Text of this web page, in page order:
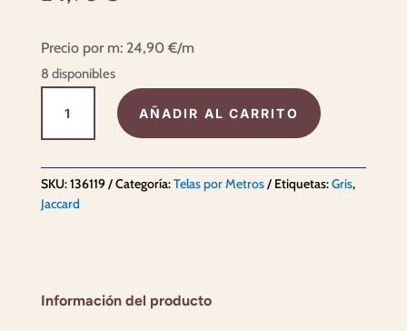
Precio por m: 24,90 €/m
8 disponibles
cantidad
AÑADIR AL CARRITO
SKU:136119 Categoría:Telas por Metros Etiquetas:Gris,
Jaccard
Información del producto